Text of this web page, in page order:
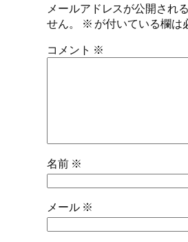
メールアドレスが公開され
せん。
※ が付いている欄は
コメント ※
名前 ※
メール ※